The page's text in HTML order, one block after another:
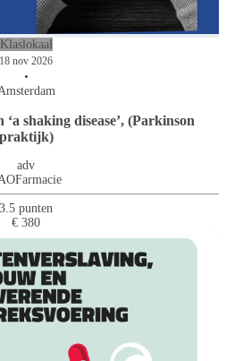
Klaslokaal
18 nov 2026
•
shaking disease’, (Parkinson
praktijk)
adv
3.5 punten
€ 380